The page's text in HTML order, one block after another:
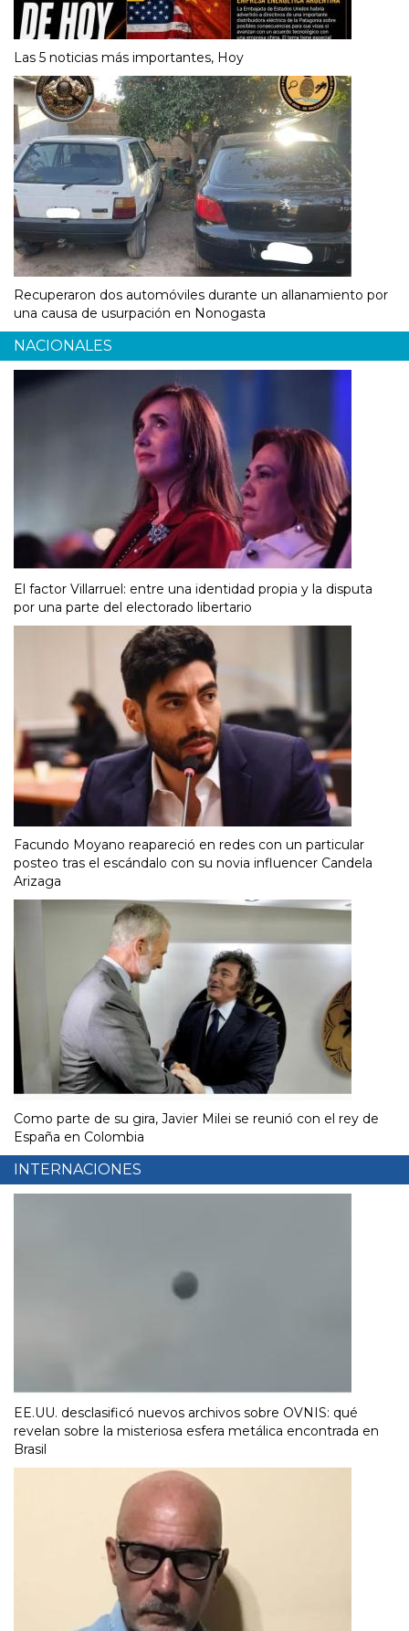
Las 5 noticias más importantes, Hoy
Recuperaron dos automóviles durante un allanamiento por
una causa de usurpación en Nonogasta
NACIONALES
El factor Villarruel: entre una identidad propia y la disputa
por una parte del electorado libertario
Facundo Moyano reapareció en redes con un particular
posteo tras el escándalo con su novia influencer Candela
Arizaga
Como parte de su gira, Javier Milei se reunió con el rey de
España en Colombia
INTERNACIONES
EE.UU. desclasificó nuevos archivos sobre OVNIS: qué
revelan sobre la misteriosa esfera metálica encontrada en
Brasil